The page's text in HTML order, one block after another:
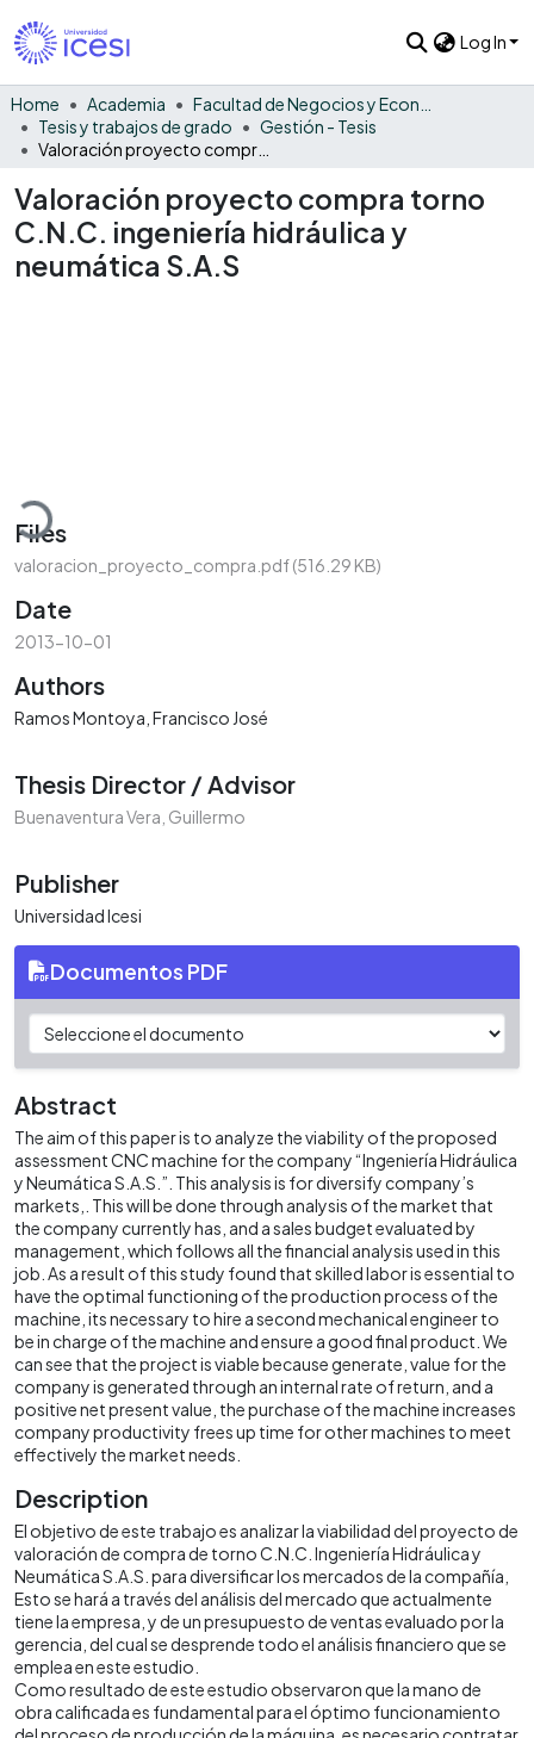
Log In
Home Academia
Tesis y trabajos de grado
Gestión - Tesis
Valoración proyecto compra torno
C.N.C. ingeniería hidráulica y
neumática S.A.S
Loading...
Files
valoracion_proyecto_compra.pdf(516.29 KB)
Date
2013-10-01
Authors
Ramos Montoya, Francisco José
Thesis Director / Advisor
Buenaventura Vera, Guillermo
Publisher
Universidad Icesi
Documentos PDF
Abstract
The aim of this paper is to analyze the viability of the proposed
assessment CNC machine for the company “Ingeniería Hidráulica
y Neumática S.A.S.”. This analysis is for diversify company’s
markets,. This will be done through analysis of the market that
the company currently has, and a sales budget evaluated by
management, which follows all the financial analysis used in this
job. As a result of this study found that skilled labor is essential to
have the optimal functioning of the production process of the
machine, its necessary to hire a second mechanical engineer to
be in charge of the machine and ensure a good final product. We
can see that the project is viable because generate, value for the
company is generated through an internal rate of return, and a
positive net present value, the purchase of the machine increases
company productivity frees up time for other machines to meet
effectively the market needs.
Description
El objetivo de este trabajo es analizar la viabilidad del proyecto de
valoración de compra de torno C.N.C. Ingeniería Hidráulica y
Neumática S.A.S. para diversificar los mercados de la compañía,
Esto se hará a través del análisis del mercado que actualmente
tiene la empresa, y de un presupuesto de ventas evaluado por la
gerencia, del cual se desprende todo el análisis financiero que se
emplea en este estudio.
Como resultado de este estudio observaron que la mano de
obra calificada es fundamental para el óptimo funcionamiento